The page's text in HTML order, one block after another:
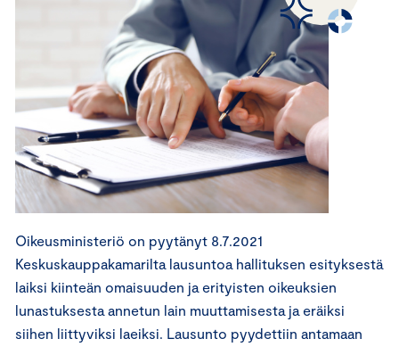
Oikeusministeriö on pyytänyt 8.7.2021
Keskuskauppakamarilta lausuntoa hallituksen esityksestä
laiksi kiinteän omaisuuden ja erityisten oikeuksien
lunastuksesta annetun lain muuttamisesta ja eräiksi
siihen liittyviksi laeiksi. Lausunto pyydettiin antamaan